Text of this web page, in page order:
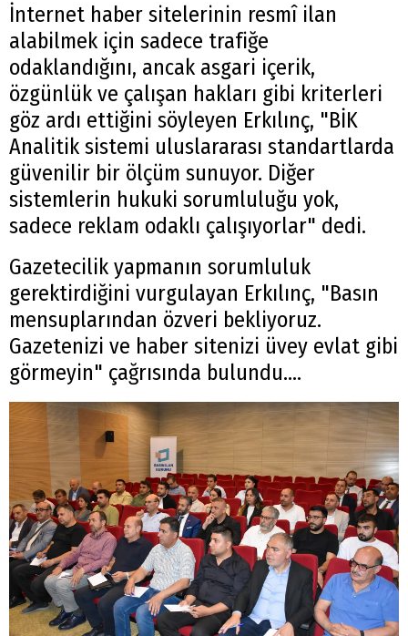
İnternet haber sitelerinin resmî ilan
alabilmek için sadece trafiğe
odaklandığını, ancak asgari içerik,
özgünlük ve çalışan hakları gibi kriterleri
göz ardı ettiğini söyleyen Erkılınç, "BİK
Analitik sistemi uluslararası standartlarda
güvenilir bir ölçüm sunuyor. Diğer
sistemlerin hukuki sorumluluğu yok,
sadece reklam odaklı çalışıyorlar" dedi.
Gazetecilik yapmanın sorumluluk
gerektirdiğini vurgulayan Erkılınç, "Basın
mensuplarından özveri bekliyoruz.
Gazetenizi ve haber sitenizi üvey evlat gibi
görmeyin" çağrısında bulundu….